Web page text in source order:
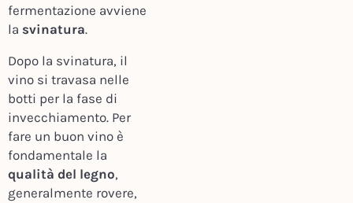
fermentazione avviene
la svinatura.
Dopo la svinatura, il
vino si travasa nelle
botti per la fase di
invecchiamento. Per
fare un buon vino è
fondamentale la
qualità del legno,
generalmente rovere,